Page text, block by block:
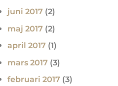
juni 2017 (2)
maj 2017 (2)
april 2017 (1)
mars 2017 (3)
februari 2017 (3)